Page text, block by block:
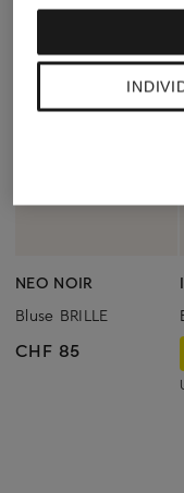
NEO NOIR
Bluse BRILLE
CHF 85